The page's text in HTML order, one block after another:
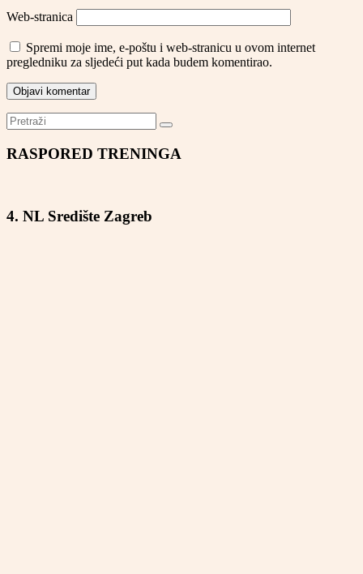
Web-stranica
Spremi moje ime, e-poštu i web-stranicu u ovom internet
pregledniku za sljedeći put kada budem komentirao.
RASPORED TRENINGA
4. NL Središte Zagreb